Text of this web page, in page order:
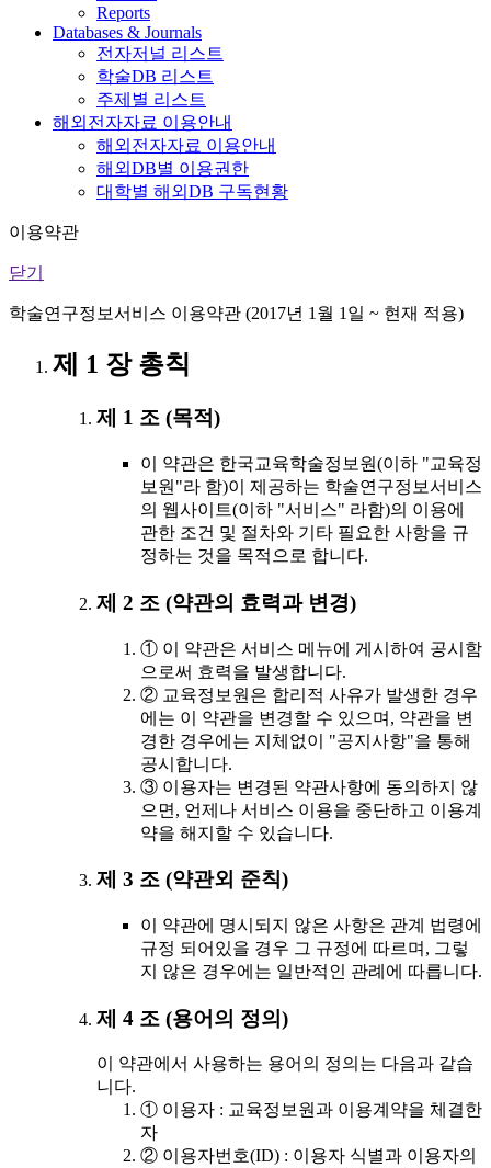
Reports
Databases & Journals
전자저널 리스트
학술DB 리스트
주제별 리스트
해외전자자료 이용안내
해외전자자료 이용안내
해외DB별 이용권한
대학별 해외DB 구독현황
이용약관
닫기
학술연구정보서비스 이용약관 (2017년 1월 1일 ~ 현재 적용)
제 1 장 총칙
제 1 조 (목적)
이 약관은 한국교육학술정보원(이하 "교육정
보원"라 함)이 제공하는 학술연구정보서비스
의 웹사이트(이하 "서비스" 라함)의 이용에
관한 조건 및 절차와 기타 필요한 사항을 규
정하는 것을 목적으로 합니다.
제 2 조 (약관의 효력과 변경)
① 이 약관은 서비스 메뉴에 게시하여 공시함
으로써 효력을 발생합니다.
② 교육정보원은 합리적 사유가 발생한 경우
에는 이 약관을 변경할 수 있으며, 약관을 변
경한 경우에는 지체없이 "공지사항"을 통해
공시합니다.
③ 이용자는 변경된 약관사항에 동의하지 않
으면, 언제나 서비스 이용을 중단하고 이용계
약을 해지할 수 있습니다.
제 3 조 (약관외 준칙)
이 약관에 명시되지 않은 사항은 관계 법령에
규정 되어있을 경우 그 규정에 따르며, 그렇
지 않은 경우에는 일반적인 관례에 따릅니다.
제 4 조 (용어의 정의)
이 약관에서 사용하는 용어의 정의는 다음과 같습
니다.
① 이용자 : 교육정보원과 이용계약을 체결한
자
② 이용자번호(ID) : 이용자 식별과 이용자의